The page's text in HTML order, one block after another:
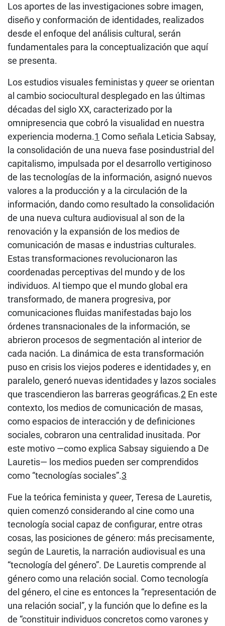
Los aportes de las investigaciones sobre imagen,
diseño y conformación de identidades, realizados
desde el enfoque del análisis cultural, serán
fundamentales para la conceptualización que aquí
se presenta.
Los estudios visuales feministas yqueerse orientan
al cambio sociocultural desplegado en las últimas
décadas del siglo XX, caracterizado por la
omnipresencia que cobró la visualidad en nuestra
experiencia moderna.1 Como señala Leticia Sabsay,
la consolidación de una nueva fase posindustrial del
capitalismo, impulsada por el desarrollo vertiginoso
de las tecnologías de la información, asignó nuevos
valores a la producción y a la circulación de la
información, dando como resultado la consolidación
de una nueva cultura audiovisual al son de la
renovación y la expansión de los medios de
comunicación de masas e industrias culturales.
Estas transformaciones revolucionaron las
coordenadas perceptivas del mundo y de los
individuos. Al tiempo que el mundo global era
transformado, de manera progresiva, por
comunicaciones fluidas manifestadas bajo los
órdenes transnacionales de la información, se
abrieron procesos de segmentación al interior de
cada nación. La dinámica de esta transformación
puso en crisis los viejos poderes e identidades y, en
paralelo, generó nuevas identidades y lazos sociales
que trascendieron las barreras geográficas.2 En este
contexto, los medios de comunicación de masas,
como espacios de interacción y de definiciones
sociales, cobraron una centralidad inusitada. Por
este motivo —como explica Sabsay siguiendo a De
Lauretis— los medios pueden ser comprendidos
como “tecnologías sociales”.3
Fue la teórica feminista yqueer, Teresa de Lauretis,
quien comenzó considerando al cine como una
tecnología social capaz de configurar, entre otras
cosas, las posiciones de género: más precisamente,
según de Lauretis, la narración audiovisual es una
“tecnología del género”. De Lauretis comprende al
género como una relación social. Como tecnología
del género, el cine es entonces la “representación de
una relación social”, y la función que lo define es la
de “constituir individuos concretos como varones y